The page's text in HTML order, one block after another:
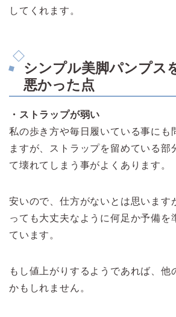
してくれます。
シンプル美脚パンプス
悪かった点
・ストラップが弱い
私の歩き方や毎日履いている事にも
ますが、ストラップを留めている部
て壊れてしまう事がよくあります。
安いので、仕方がないとは思います
っても大丈夫なように何足か予備を
ています。
もし値上がりするようであれば、他
かもしれません。